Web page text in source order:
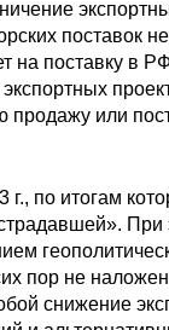
поставок
поставку в
продажу или
по итогам
пор не
снижение